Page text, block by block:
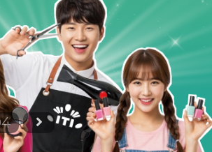
교육과정 바로가기
속 우수훈련기관
N